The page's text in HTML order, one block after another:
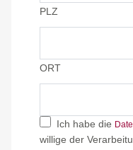
PLZ
ORT
Ich habe die
willige der